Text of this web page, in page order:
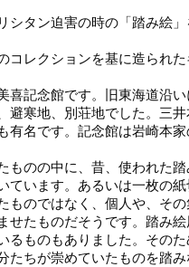
タン迫害の時の「踏み絵」
コレクションを基に造られた
喜記念館です。旧東海道沿
避寒地、別荘地でした。三
有名です。記念館は岩崎本家
ものの中に、昔、使われた
ています。あるいは一枚の
ものではなく、個人や、そ
せたものだそうです。踏み
るものもありました。その
たちが崇めていたものを踏